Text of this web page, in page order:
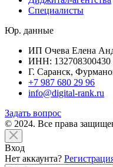
Специалисты
Юр. данные
ИП Очева Елена
ИНН: 132708300430
Г. Саранск,
+7 987 680 29 96
info@digital-rank.ru
Задать вопрос
© 2024. Все права
Вход
Нет аккаунта?